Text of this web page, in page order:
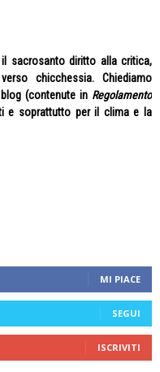
sacrosanto diritto alla critica,
chicchessia. Chiediamo
(contenute in Regolamento
e soprattutto per il clima e la
MI PIACE
SEGUI
ISCRIVITI